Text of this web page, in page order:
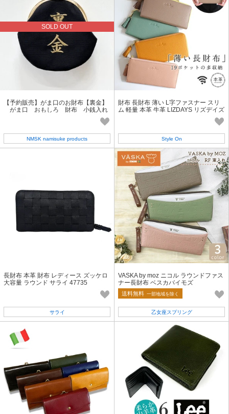
SOLD OUT
【予約販売】がま口のお財布【裏金】
がま口 おもしろ 財布 小銭入れ
NMSK namisuke products
財布 長財布 薄い L字ファスナー スリ
ム 軽量 本革 牛革 LIZDAYS リズデイズ
Style On
長財布 本革 財布 レディース ズッケロ
大容量 ラウンド サライ 47735
サライ
VASKA by moz ニコル ラウンドファス
ナー長財布 ベスカバイモズ
送料無料 一部地域を除く
乙女座スプリング